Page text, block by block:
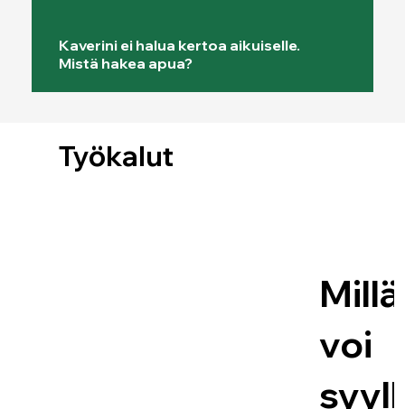
Kaverini ei halua kertoa aikuiselle.
Mistä hakea apua?
Työkalut
voi